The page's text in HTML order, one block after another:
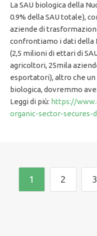
La SAU biologica della
0.9% della SAU totale),
aziende di
confrontiamo i dati della
(2,5 milioni di ettari di
agricoltori, 25mila
esportatori), altro che
biologica, dovremmo
Leggi di più: https://
organic-sector-
1 2 3